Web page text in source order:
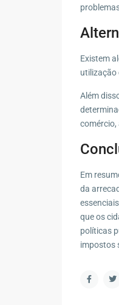
Existem
utilização
Além
Em
da
que os
políticas
impostos